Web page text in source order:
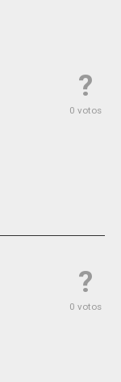
?
0 votos
?
0 votos